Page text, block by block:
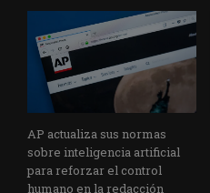
AP actualiza sus normas
sobre inteligencia artificial
para reforzar el control
humano en la redacción